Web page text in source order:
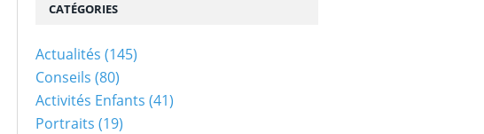
CATÉGORIES
Actualités (145)
Conseils (80)
Activités Enfants (41)
Portraits (19)